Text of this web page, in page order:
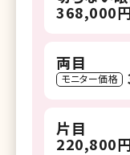
368,000
両目
モニター価格
片目
220,800